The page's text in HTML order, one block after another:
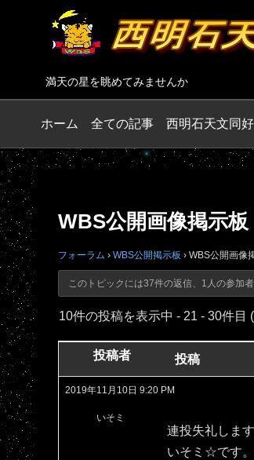
満天の星を眺めてみませんか
ホーム 全ての記事 西明石天文同
WBS公開画像掲示板
フォーラム › WBS公開掲示板 › WBS公開画像
このトピックには37件の返信、1人の参加
10件の投稿を表示中 - 21 - 30件目
投稿者 投稿
2019年11月10日 9:20 PM
いそミ
連投失礼します
いそミ☆です。